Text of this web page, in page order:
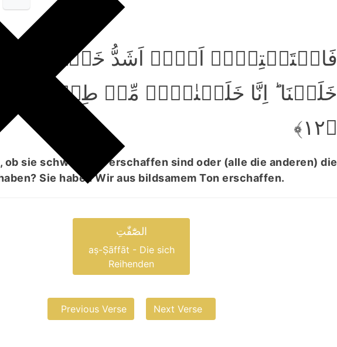
فَاسۡتَفۡتِہِمۡ اَہُمۡ اَشَدُّ خَلۡقًا اَمۡ
خَلَقۡنَا ؕ اِنَّا خَلَقۡنٰہُمۡ مِّنۡ طِیۡنٍ لَّازِبٍ
﴿۱۲﴾
ob sie schwerer zu erschaffen sind oder (alle die anderen) die
Sie haben Wir aus bildsamem Ton erschaffen.
الصّٰٓفّٰتِ
aṣ-Ṣāffāt - Die sich
Reihenden
Previous Verse Next Verse